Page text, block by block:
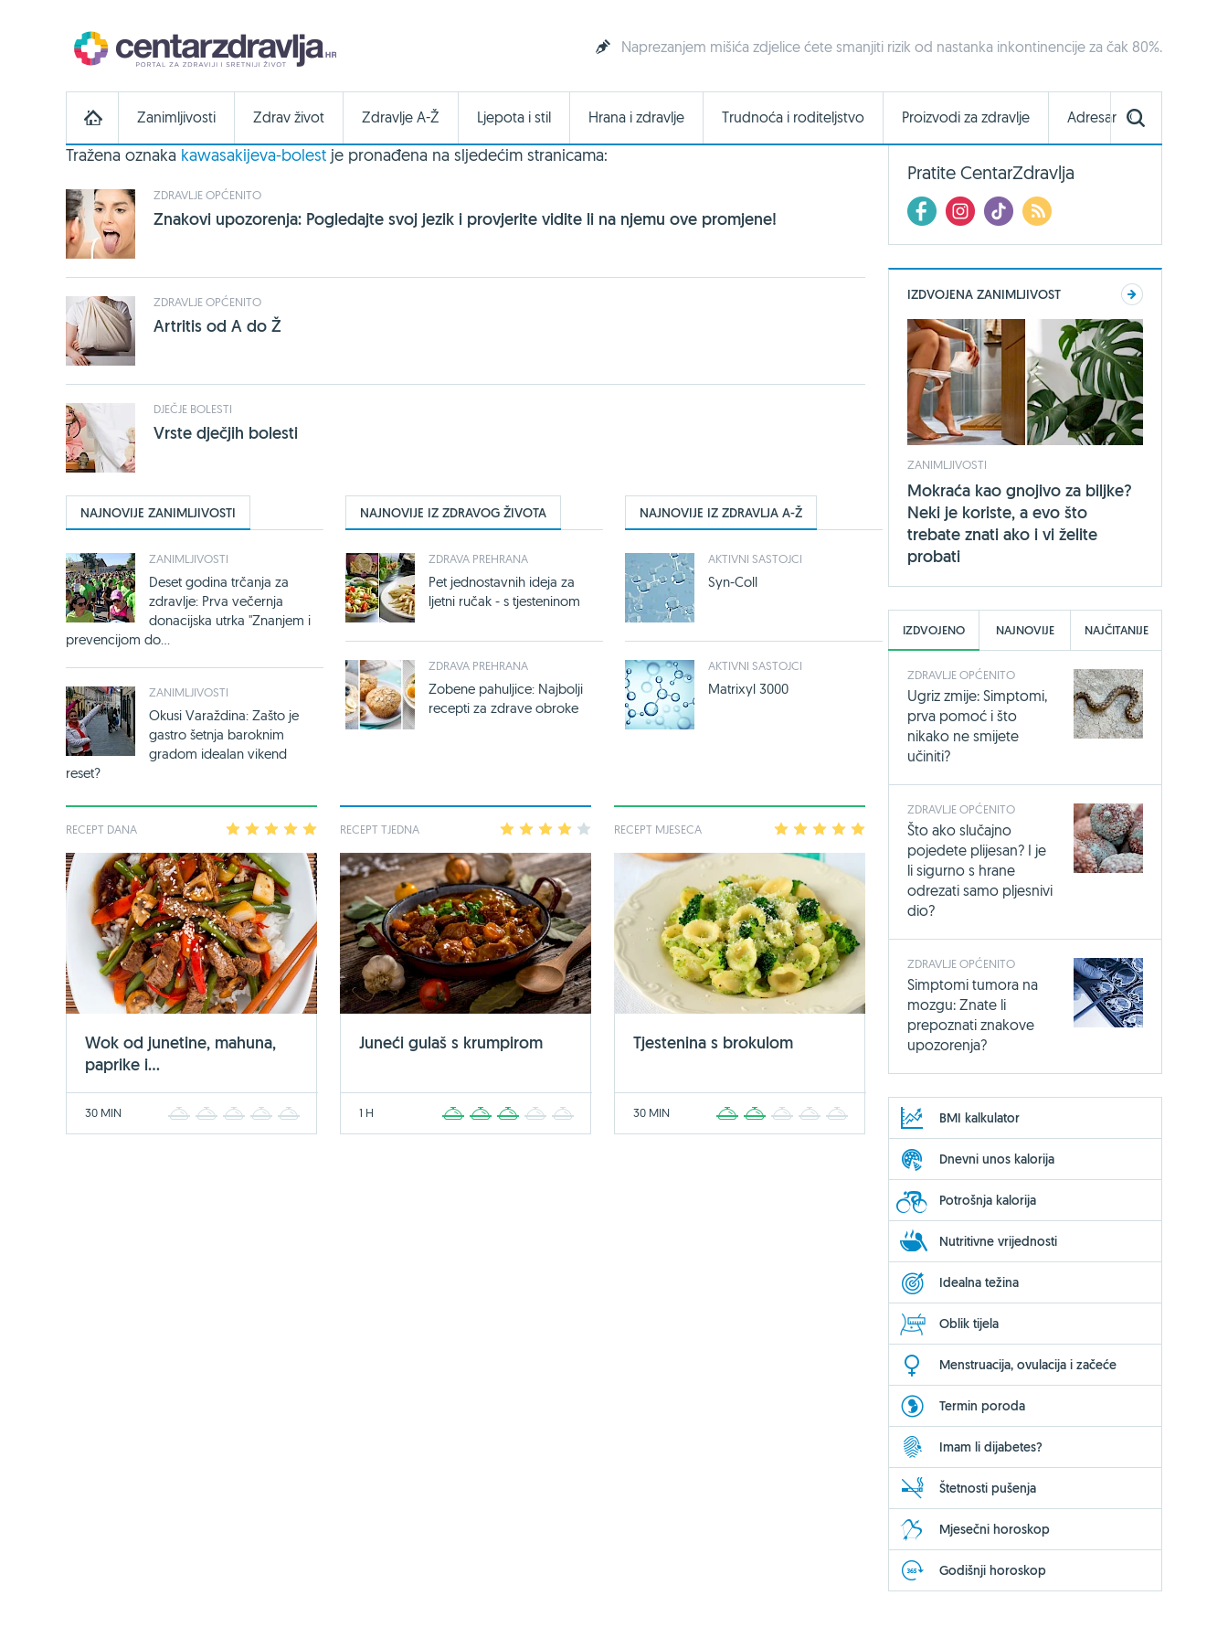
Naprezanjem mišića zdjelice ćete smanjiti rizik od nastanka inkontinencije za čak 80%.
Zanimljivosti Zdrav život Zdravlje A-Ž Ljepota i stil Hrana i zdravlje Trudnoća i roditeljstvo Proizvodi za zdravlje Adresar
Tražena oznaka kawasakijeva-bolest je pronađena na sljedećim stranicama:
ZDRAVLJE OPĆENITO
Znakovi upozorenja: Pogledajte svoj jezik i provjerite vidite li na njemu ove promjene!
ZDRAVLJE OPĆENITO
Artritis od A do Ž
DJEČJE BOLESTI
Vrste dječjih bolesti
NAJNOVIJE ZANIMLJIVOSTI
ZANIMLJIVOSTI
Deset godina trčanja za
zdravlje: Prva večernja
donacijska utrka "Znanjem i
prevencijom do...
ZANIMLJIVOSTI
Okusi Varaždina: Zašto je
gastro šetnja baroknim
gradom idealan vikend
reset?
NAJNOVIJE IZ ZDRAVOG ŽIVOTA
ZDRAVA PREHRANA
Pet jednostavnih ideja za
ljetni ručak - s tjesteninom
ZDRAVA PREHRANA
Zobene pahuljice: Najbolji
recepti za zdrave obroke
NAJNOVIJE IZ ZDRAVLJA A-Ž
AKTIVNI SASTOJCI
Syn-Coll
AKTIVNI SASTOJCI
Matrixyl 3000
RECEPT DANA 2 3 4
Wok od junetine, mahuna,
paprike i...
30 MIN 2 3 4
RECEPT TJEDNA 2 3 4
Juneći gulaš s krumpirom
1 H 2 3 4
RECEPT MJESECA 2 3 4
Tjestenina s brokulom
30 MIN 2 3 4
Pratite CentarZdravlja
IZDVOJENA ZANIMLJIVOST
ZANIMLJIVOSTI
Mokraća kao gnojivo za biljke?
Neki je koriste, a evo što
trebate znati ako i vi želite
probati
IZDVOJENO NAJNOVIJE NAJČITANIJE
ZDRAVLJE OPĆENITO
Ugriz zmije: Simptomi,
prva pomoć i što
nikako ne smijete
učiniti?
ZDRAVLJE OPĆENITO
Što ako slučajno
pojedete plijesan? I je
li sigurno s hrane
odrezati samo pljesnivi
dio?
ZDRAVLJE OPĆENITO
Simptomi tumora na
mozgu: Znate li
prepoznati znakove
upozorenja?
BMI kalkulator
Dnevni unos kalorija
Potrošnja kalorija
Nutritivne vrijednosti
Idealna težina
Oblik tijela
Menstruacija, ovulacija i začeće
Termin poroda
Imam li dijabetes?
Štetnosti pušenja
Mjesečni horoskop
Godišnji horoskop